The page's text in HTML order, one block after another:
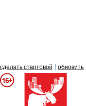
сделать стартовой обновить